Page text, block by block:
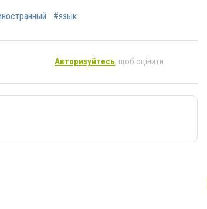
#язык
Авторизуйтесь, щоб оцінити